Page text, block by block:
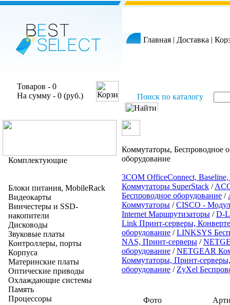
Главная | Доставка |
Товаров - 0
На сумму - 0 (руб.)
Поиск по каталогу
Комплектующие
Блоки питания, MobileRack
Видеокарты
Винчестеры и SSD-
накопители
Дисководы
Звуковые платы
Контроллеры, порты
Корпуса
Материнские платы
Оптические приводы
Охлаждающие системы
Память
Процессоры
Коммутаторы, Беспроводное
оборудование
3COM OfficeConnect,
Коммутаторы SuperStack /
Беспроводное оборудование /
Коммутаторы /CISCO -
Internet Маршрутизаторы /D-
Link Принт-серверы,
оборудование /LINKSYS
NAS, Принт-серверы /
оборудование /NETGEAR
Коммутаторы, Принт-
оборудование / ZyXel
Фото